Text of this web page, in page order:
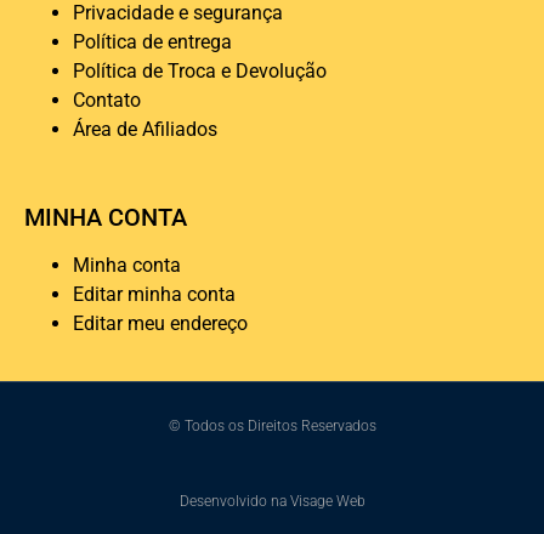
Privacidade e segurança
Política de entrega
Política de Troca e Devolução
Contato
Área de Afiliados
MINHA CONTA
Minha conta
Editar minha conta
Editar meu endereço
© Todos os Direitos Reservados
Desenvolvido na Visage Web